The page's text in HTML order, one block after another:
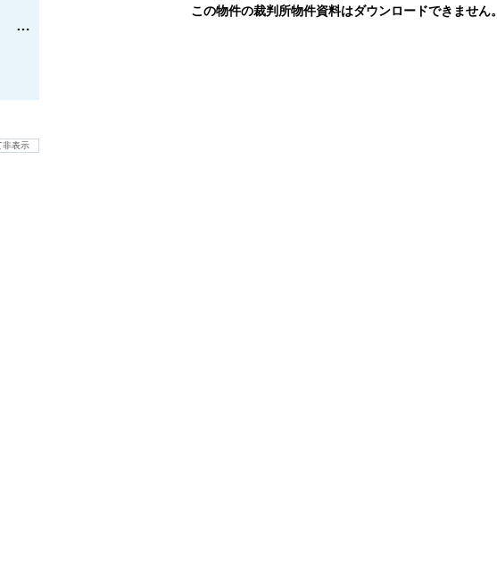
非表示
この物件の裁判所物件資料はダウンロードできません。